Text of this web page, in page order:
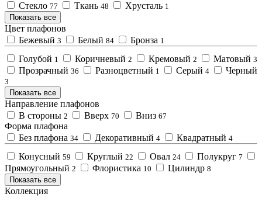
Стекло 77 Ткань 48 Хрусталь 1
Показать все
Цвет плафонов
Бежевый 3 Белый 84 Бронза 1
Голубой 1 Коричневый 2 Кремовый 2 Матовый 3
Прозрачный 36 Разноцветный 1 Серый 4 Черный
3
Показать все
Направление плафонов
В стороны 2 Вверх 70 Вниз 67
Форма плафона
Без плафона 34 Декоративный 4 Квадратный 4
Конусный 59 Круглый 22 Овал 24 Полукруг 7
Прямоугольный 2 Флористика 10 Цилиндр 8
Показать все
Коллекция